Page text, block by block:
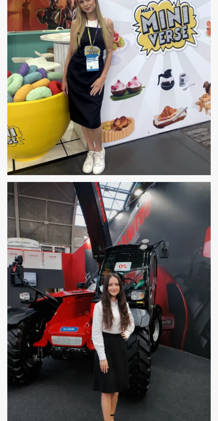
HOSTESSY NA PYRKON W POZNANIU